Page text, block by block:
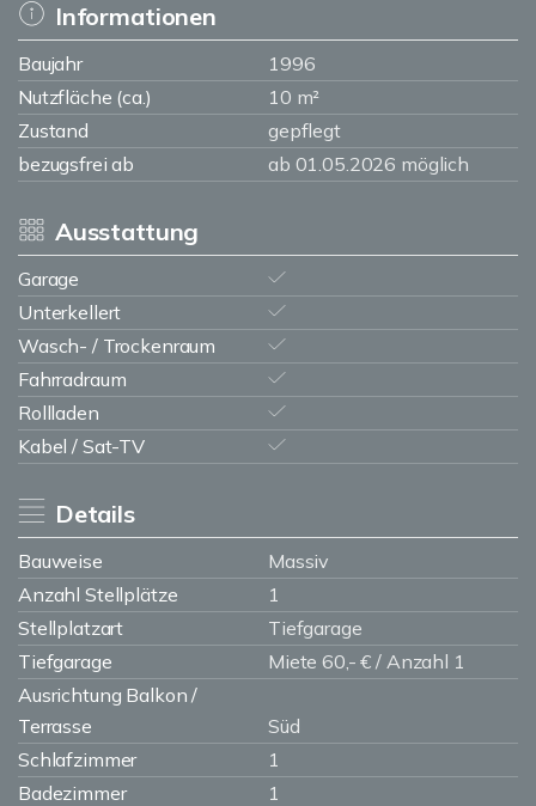
Informationen
Baujahr
1996
Nutzfläche (ca.)
10 m²
Zustand
gepflegt
bezugsfrei ab
ab 01.05.2026 möglich
Ausstattung
Garage
Unterkellert
Wasch- / Trockenraum
Fahrradraum
Rollladen
Kabel / Sat-TV
Details
Bauweise
Massiv
Anzahl Stellplätze
1
Stellplatzart
Tiefgarage
Tiefgarage
Miete 60,- € / Anzahl 1
Ausrichtung Balkon /
Terrasse
Süd
Schlafzimmer
1
Badezimmer
1